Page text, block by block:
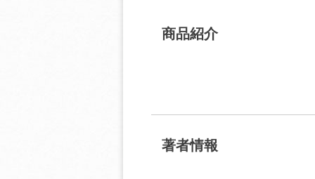
商品紹介
著者情報